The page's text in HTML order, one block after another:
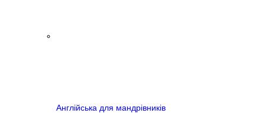
Англійська для мандрівників